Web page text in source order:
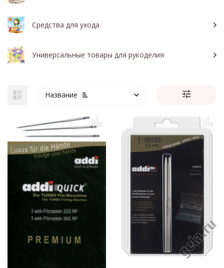
Средства для ухода
Универсальные товары для рукоделия
Название